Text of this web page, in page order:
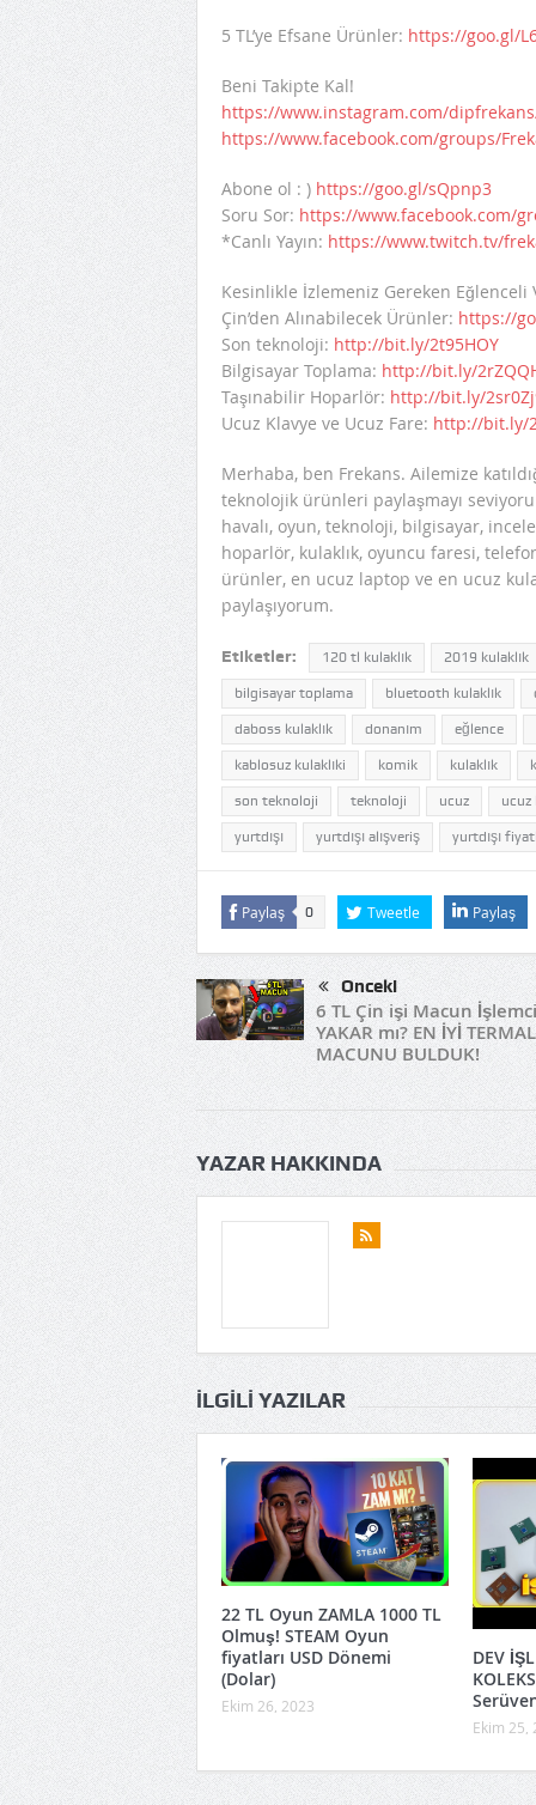
5 TL’ye Efsane Ürünler: https://goo.gl/
Beni Takipte Kal!
https://www.instagram.com/
https://www.facebook.com/groups/
Abone ol : ) https://goo.gl/sQpnp3
Soru Sor: https://www.facebook.com/
*Canlı Yayın: https://www.twitch.tv/
Kesinlikle İzlemeniz Gereken Eğlenceli
Çin’den Alınabilecek Ürünler: https://
Son teknoloji: http://bit.ly/2t95HOY
Bilgisayar Toplama: http://bit.ly/
Taşınabilir Hoparlör: http://bit.ly/
Ucuz Klavye ve Ucuz Fare: http://bit.ly/
Merhaba, ben Frekans. Ailemize
teknolojik ürünleri paylaşmayı
havalı, oyun, teknoloji, bilgisayar,
hoparlör, kulaklık, oyuncu faresi,
ürünler, en ucuz laptop ve en ucuz
paylaşıyorum.
Etiketler: 120 tl kulaklık 2019 kulaklık
bilgisayar toplama bluetooth kulaklık
daboss kulaklık donanım eğlence
kablosuz kulaklıki komik kulaklık
son teknoloji teknoloji ucuz ucuz
yurtdışı yurtdışı alışveriş yurtdışı
Paylaş 0 Tweetle Paylaş
Önceki
6 TL Çin işi Macun İşlemci
YAKAR mı? EN İYİ TERMAL
MACUNU BULDUK!
YAZAR HAKKINDA
İLGILI YAZILAR
22 TL Oyun ZAMLA 1000 TL
Olmuş! STEAM Oyun
fiyatları USD Dönemi
(Dolar)
Ekim 26, 2023
DEV
Ekim 25,